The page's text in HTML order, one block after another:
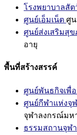
โรงพยาบาลสัต
ศูนย์เอ็มเน็ต ศูน
ศูนย์ส่งเสริมสุข
อายุ
พื้นที่สร้างสรรค์
ศูนย์พันธกิจเพื่
ศูนย์กีฬาแห่งจุ
จุฬาลงกรณ์มห
ธรรมสถานจุฬ